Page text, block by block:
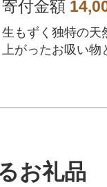
寄付金額
生もずく独特の天
上がったお吸い物
お礼品